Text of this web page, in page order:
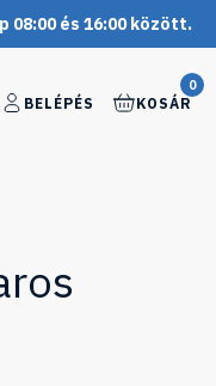
08:00 és 16:00 között.
BELÉPÉS
0
KOSÁR